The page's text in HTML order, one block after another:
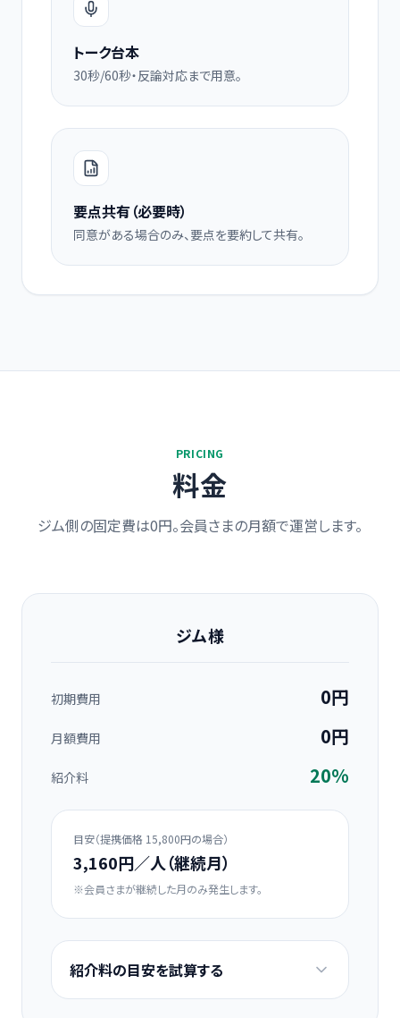
トーク台本
30秒/60秒・反論対応まで用意。
要点共有（必要時）
同意がある場合のみ、要点を要約して共有。
PRICING
料金
ジム側の固定費は0円。会員さまの月額で運営します。
ジム様
初期費用 0円
月額費用 0円
紹介料 20%
目安（提携価格 15,800円の場合）
3,160円／人（継続月）
※会員さまが継続した月のみ発生します。
紹介料の目安を試算する